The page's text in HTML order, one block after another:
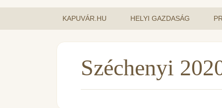
KAPUVÁR.HU HELYI GAZDASÁG
Széchenyi